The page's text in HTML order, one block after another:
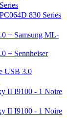
830 Series
+ Samsung ML-
+ Sennheiser
USB 3.0
II I9100 - 1 Noire
II I9100 - 1 Noire